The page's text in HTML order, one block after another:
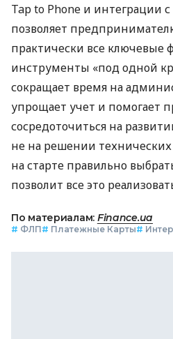
Tap to Phone и интеграции
позволяет
практически все ключевые
инструменты «под одной
сокращает время на
упрощает учет и помогает
сосредоточиться на
не на решении
на старте правильно
позволит все это
По материалам: Finance.ua
# ФЛП# Платежные Карты#